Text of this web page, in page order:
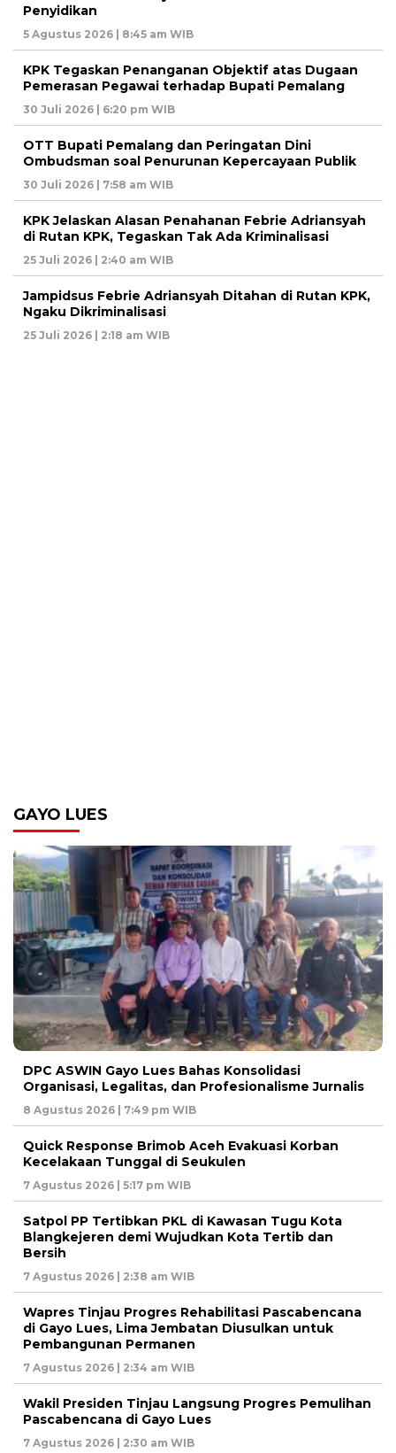
Penyidikan
5 Agustus 2026 | 8:45 am WIB
KPK Tegaskan Penanganan Objektif atas Dugaan
Pemerasan Pegawai terhadap Bupati Pemalang
30 Juli 2026 | 6:20 pm WIB
OTT Bupati Pemalang dan Peringatan Dini
Ombudsman soal Penurunan Kepercayaan Publik
30 Juli 2026 | 7:58 am WIB
KPK Jelaskan Alasan Penahanan Febrie Adriansyah
di Rutan KPK, Tegaskan Tak Ada Kriminalisasi
25 Juli 2026 | 2:40 am WIB
Jampidsus Febrie Adriansyah Ditahan di Rutan KPK,
Ngaku Dikriminalisasi
25 Juli 2026 | 2:18 am WIB
GAYO LUES
DPC ASWIN Gayo Lues Bahas Konsolidasi
Organisasi, Legalitas, dan Profesionalisme Jurnalis
8 Agustus 2026 | 7:49 pm WIB
Quick Response Brimob Aceh Evakuasi Korban
Kecelakaan Tunggal di Seukulen
7 Agustus 2026 | 5:17 pm WIB
Satpol PP Tertibkan PKL di Kawasan Tugu Kota
Blangkejeren demi Wujudkan Kota Tertib dan
Bersih
7 Agustus 2026 | 2:38 am WIB
Wapres Tinjau Progres Rehabilitasi Pascabencana
di Gayo Lues, Lima Jembatan Diusulkan untuk
Pembangunan Permanen
7 Agustus 2026 | 2:34 am WIB
Wakil Presiden Tinjau Langsung Progres Pemulihan
Pascabencana di Gayo Lues
7 Agustus 2026 | 2:30 am WIB